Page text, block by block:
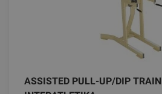
ASSISTED PULL-UP/DIP